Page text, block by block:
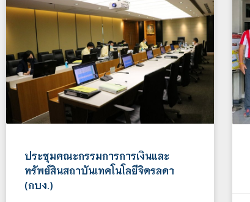
ประชุมคณะกรรมการการเงินและ
ทรัพย์สินสถาบันเทคโนโลยีจิตรลดา
(กบง.)